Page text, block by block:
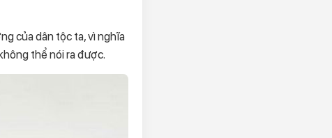
của dân tộc ta, vì nghĩa
thể nói ra được.